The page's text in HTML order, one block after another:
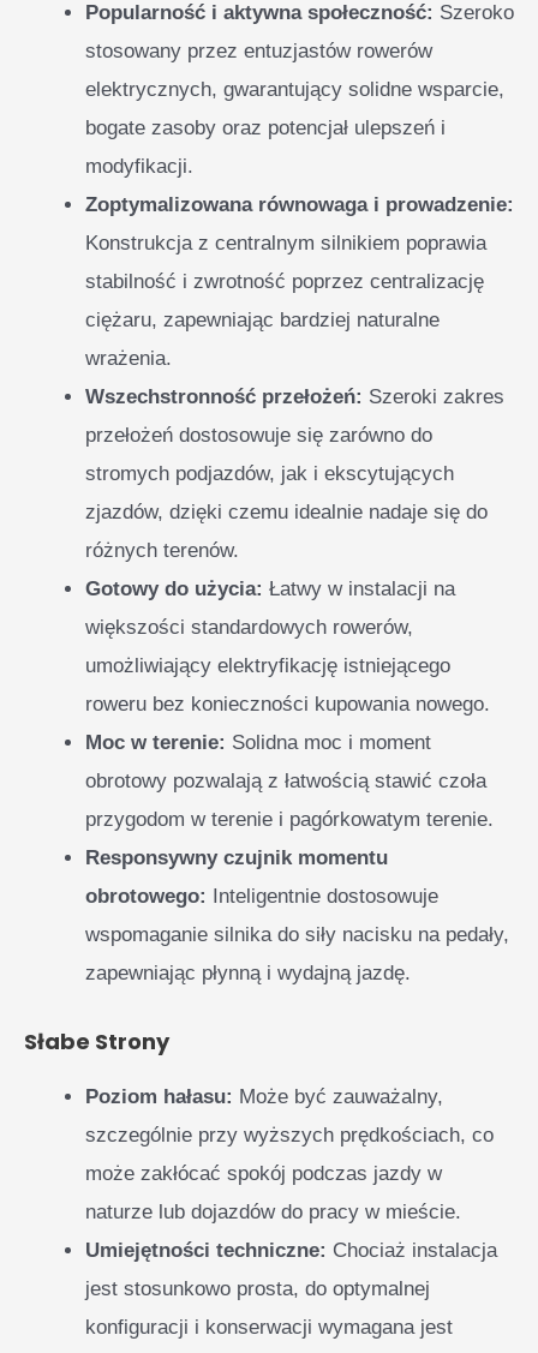
Popularność i aktywna społeczność: Szeroko
stosowany przez entuzjastów rowerów
elektrycznych, gwarantujący solidne wsparcie,
bogate zasoby oraz potencjał ulepszeń i
modyfikacji.
Zoptymalizowana równowaga i prowadzenie:
Konstrukcja z centralnym silnikiem poprawia
stabilność i zwrotność poprzez centralizację
ciężaru, zapewniając bardziej naturalne
wrażenia.
Wszechstronność przełożeń: Szeroki zakres
przełożeń dostosowuje się zarówno do
stromych podjazdów, jak i ekscytujących
zjazdów, dzięki czemu idealnie nadaje się do
różnych terenów.
Gotowy do użycia: Łatwy w instalacji na
większości standardowych rowerów,
umożliwiający elektryfikację istniejącego
roweru bez konieczności kupowania nowego.
Moc w terenie: Solidna moc i moment
obrotowy pozwalają z łatwością stawić czoła
przygodom w terenie i pagórkowatym terenie.
Responsywny czujnik momentu
obrotowego: Inteligentnie dostosowuje
wspomaganie silnika do siły nacisku na pedały,
zapewniając płynną i wydajną jazdę.
Słabe Strony
Poziom hałasu: Może być zauważalny,
szczególnie przy wyższych prędkościach, co
może zakłócać spokój podczas jazdy w
naturze lub dojazdów do pracy w mieście.
Umiejętności techniczne: Chociaż instalacja
jest stosunkowo prosta, do optymalnej
konfiguracji i konserwacji wymagana jest